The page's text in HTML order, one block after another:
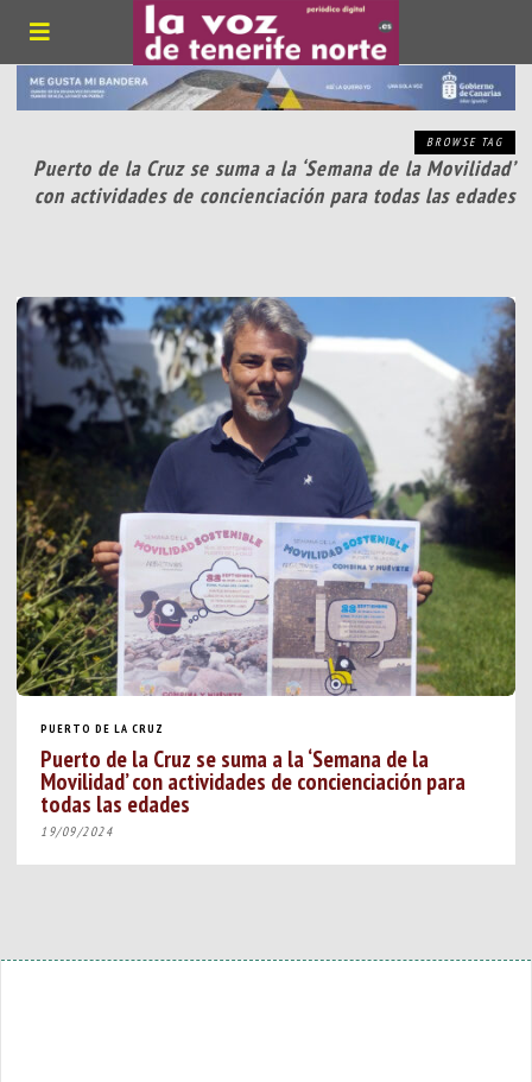
BROWSE TAG
Puerto de la Cruz se suma a la ‘Semana de la Movilidad’
con actividades de concienciación para todas las edades
PUERTO DE LA CRUZ
Puerto de la Cruz se suma a la ‘Semana de la
Movilidad’ con actividades de concienciación para
todas las edades
19/09/2024